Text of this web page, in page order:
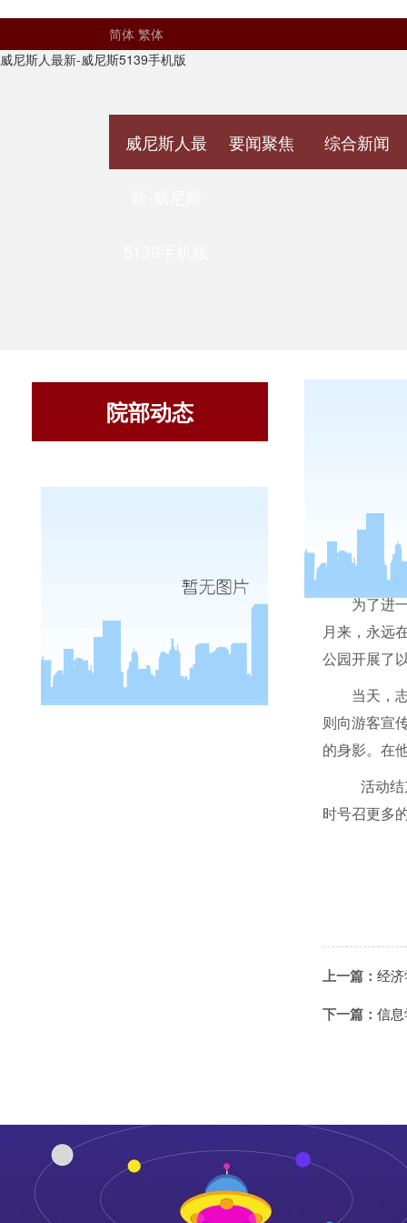
简体 繁体
威尼斯人最新-威尼斯5139手机版
威尼斯人最 要闻聚焦 综合新闻
院部动态
为了进
月来，永远
公园开展了
当天，
则向游客宣
的身影。在
活动结
时号召更多
上一篇： 经
下一篇： 信